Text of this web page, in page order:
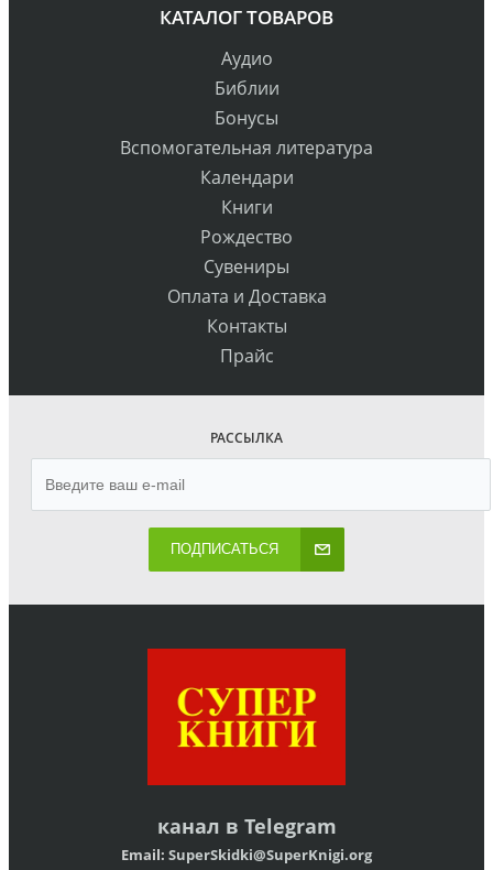
КАТАЛОГ ТОВАРОВ
Аудио
Библии
Бонусы
Вспомогательная литература
Календари
Книги
Рождество
Сувениры
Оплата и Доставка
Контакты
Прайс
РАССЫЛКА
ПОДПИСАТЬСЯ
канал в Telegram
Email: SuperSkidki@SuperKnigi.org